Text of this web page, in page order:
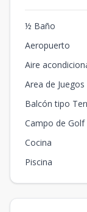
½ Baño
Aeropuerto
Aire
Area de
Balcón tipo
Campo de Golf
Cocina
Piscina